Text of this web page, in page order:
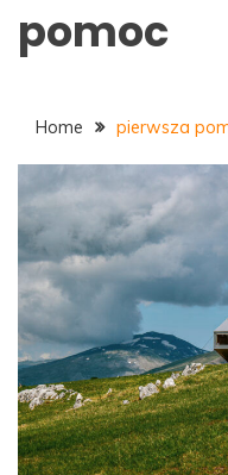
pomoc
Home pierwsza